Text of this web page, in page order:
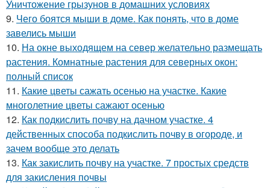
Уничтожение грызунов в домашних условиях
9. Чего боятся мыши в доме. Как понять, что в доме
завелись мыши
10. На окне выходящем на север желательно размещать
растения. Комнатные растения для северных окон:
полный список
11. Какие цветы сажать осенью на участке. Какие
многолетние цветы сажают осенью
12. Как подкислить почву на дачном участке. 4
действенных способа подкислить почву в огороде, и
зачем вообще это делать
13. Как закислить почву на участке. 7 простых средств
для закисления почвы